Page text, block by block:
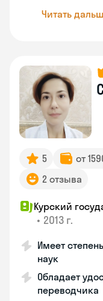
Читать
5 от
2 отзыва
Курский
• 2013 г.
Имеет
наук
Обладает
переводчика